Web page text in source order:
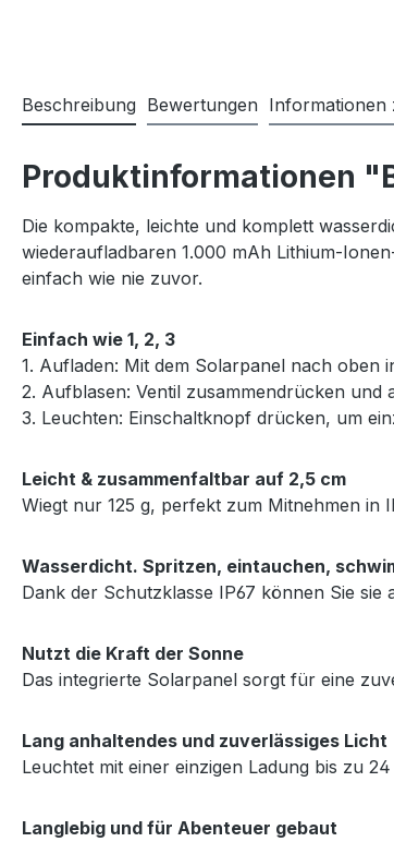
Beschreibung Bewertungen Informationen
Produktinformationen
Die kompakte, leichte und komplett
wiederaufladbaren 1.000 mAh Lithium-
einfach wie nie zuvor.
Einfach wie 1, 2, 3
1. Aufladen: Mit dem Solarpanel nach oben
2. Aufblasen: Ventil zusammendrücken und
3. Leuchten: Einschaltknopf drücken, um
Leicht & zusammenfaltbar auf 2,5 cm
Wiegt nur 125 g, perfekt zum Mitnehmen in
Wasserdicht. Spritzen, eintauchen,
Dank der Schutzklasse IP67 können Sie sie
Nutzt die Kraft der Sonne
Das integrierte Solarpanel sorgt für eine
Lang anhaltendes und zuverlässiges Licht
Leuchtet mit einer einzigen Ladung bis zu
Langlebig und für Abenteuer gebaut